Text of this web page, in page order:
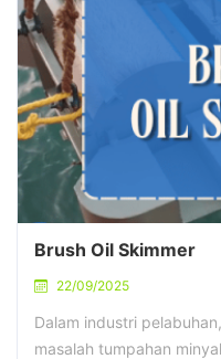
Brush Oil Skimmer
22/09/2025
Dalam industri
masalah tumpahan